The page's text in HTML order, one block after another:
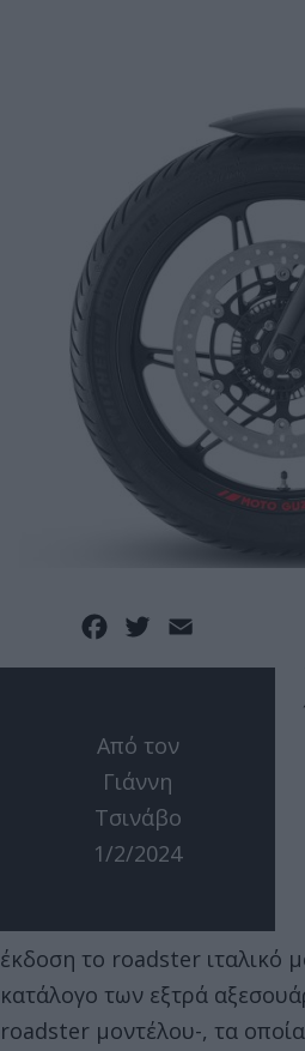
Facebook
Twitter
Από τον
Γιάννη
Τσινάβο
1/2/2024
έκδοση το roadster ιταλικό
κατάλογο των εξτρά
roadster μοντέλου-, τα